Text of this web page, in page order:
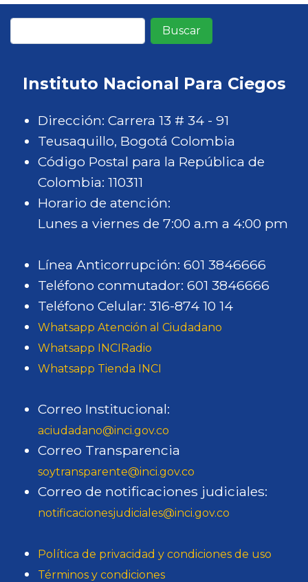
Instituto Nacional Para Ciegos
Dirección: Carrera 13 # 34 - 91
Teusaquillo, Bogotá Colombia
Código Postal para la República de
Colombia: 110311
Horario de atención:
Lunes a viernes de 7:00 a.m a 4:00 pm
Línea Anticorrupción: 601 3846666
Teléfono conmutador: 601 3846666
Teléfono Celular: 316-874 10 14
Whatsapp Atención al Ciudadano
Whatsapp INCIRadio
Whatsapp Tienda INCI
Correo Institucional:
aciudadano@inci.gov.co
Correo Transparencia
soytransparente@inci.gov.co
Correo de notificaciones judiciales:
notificacionesjudiciales@inci.gov.co
Política de privacidad y condiciones de uso
Términos y condiciones